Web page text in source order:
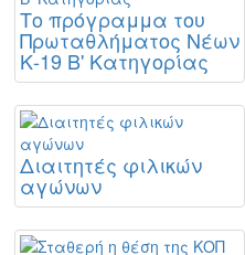
Το πρόγραμμα του
Πρωταθλήματος Νέων
Κ-19 Β' Κατηγορίας
Διαιτητές φιλικών
αγώνων